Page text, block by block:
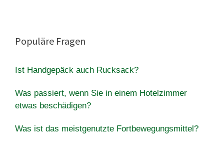
Populäre Fragen
Ist Handgepäck auch Rucksack?
Was passiert, wenn Sie in einem Hotelzimmer
etwas beschädigen?
Was ist das meistgenutzte Fortbewegungsmittel?